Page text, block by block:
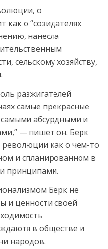
о
как о “созидателях
нанесла
сельскому хозяйству,
разжигателей
самые прекрасные
абсурдными и
— пишет он. Берк
революции как о чем-то
и спланированном в
принципами.
Берк не
и ценности своей
в обществе и
народов.